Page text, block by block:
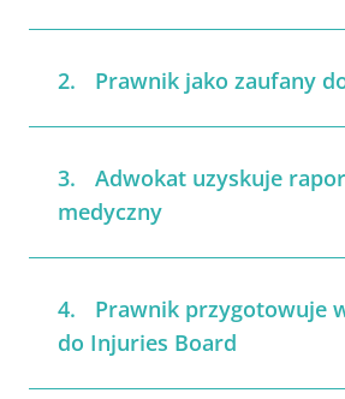
Prawnik jako zaufany
Adwokat uzyskuje
medyczny
Prawnik przygotowuje
do Injuries Board